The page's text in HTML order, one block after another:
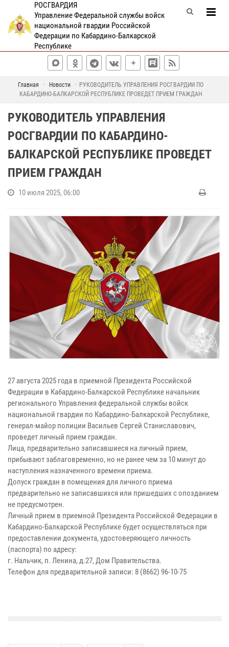
РОСГВАРДИЯ
Управление Федеральной службы войск
национальной гвардии Российской
Федерации по Кабардино-Балкарской
Республике
Главная Новости
РУКОВОДИТЕЛЬ УПРАВЛЕНИЯ РОСГВАРДИИ ПО
КАБАРДИНО-БАЛКАРСКОЙ РЕСПУБЛИКЕ ПРОВЕДЕТ ПРИЕМ ГРАЖДАН
РУКОВОДИТЕЛЬ УПРАВЛЕНИЯ
РОСГВАРДИИ ПО КАБАРДИНО-
БАЛКАРСКОЙ РЕСПУБЛИКЕ ПРОВЕДЕТ
ПРИЕМ ГРАЖДАН
10 июля 2025, 06:00
27 августа 2025 года в приемной Президента Российской
Федерации в Кабардино-Балкарской Республике начальник
регионального Управления федеральной службы войск
национальной гвардии по Кабардино-Балкарской Республике,
генерал-майор полиции Васильев Сергей Станиславович,
проведет личный прием граждан.
Лица, предварительно записавшиеся на личный прием,
прибывают заблаговременно, но не ранее чем за 10 минут до
наступления назначенного времени приема.
Допуск граждан в помещения для личного приема
предварительно не записавшихся или пришедших с опозданием
не предусмотрен.
Личный прием в приемной Президента Российской Федерации в
Кабардино-Балкарской Республике будет осуществляться при
предоставлении документа, удостоверяющего личность
(паспорта) по адресу:
г. Нальчик, п. Ленина, д.27, Дом Правительства.
Телефон для предварительной записи: 8 (8662) 96-10-75